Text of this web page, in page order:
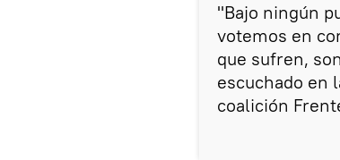
"Bajo ningún
votemos en
que sufren,
escuchado en
coalición